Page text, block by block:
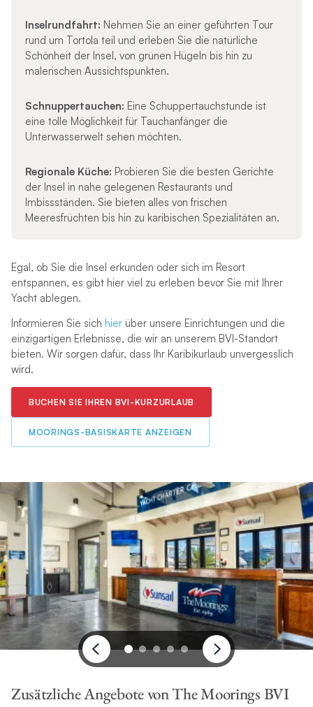
Inselrundfahrt: Nehmen Sie an einer geführten Tour
rund um Tortola teil und erleben Sie die natürliche
Schönheit der Insel, von grünen Hügeln bis hin zu
malerischen Aussichtspunkten.
Schnuppertauchen: Eine Schuppertauchstunde ist
eine tolle Möglichkeit für Tauchanfänger die
Unterwasserwelt sehen möchten.
Regionale Küche: Probieren Sie die besten Gerichte
der Insel in nahe gelegenen Restaurants und
Imbissständen. Sie bieten alles von frischen
Meeresfrüchten bis hin zu karibischen Spezialitäten an.
Egal, ob Sie die Insel erkunden oder sich im Resort
entspannen, es gibt hier viel zu erleben bevor Sie mit Ihrer
Yacht ablegen.
Informieren Sie sich hierüber unsere Einrichtungen und die
einzigartigen Erlebnisse, die wir an unserem BVI-Standort
bieten. Wir sorgen dafür, dass Ihr Karibikurlaub unvergesslich
wird.
BUCHEN SIE IHREN BVI-KURZURLAUB
MOORINGS-BASISKARTE ANZEIGEN
Zusätzliche Angebote von The Moorings BVI